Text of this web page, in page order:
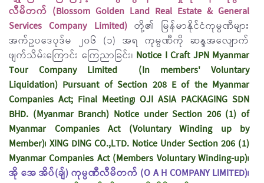
လီမိတက် (Blossom Golden Land Real Estate & General
Services Company Limited)တို့၏ မြန်မာနိုင်ငံကုမ္ပဏီများ
အက်ဥပဒေပုဒ်မ ၂၀၆ (၁) အရ ကုမ္ပဏီကို ဆန္ဒအလျောက်
ဖျက်သိမ်းကြောင်း ကြေညာခြင်း၊ Notice I Craft JPN Myanmar
Tour Company Limited (In members' Voluntary
Liquidation) Pursuant of Section 208 E of the Myanmar
Companies Act; Final Meeting၊ OJI ASIA PACKAGING SDN
BHD. (Myanmar Branch) Notice under Section 206 (1) of
Myanmar Companies Act (Voluntary Winding up by
Member)၊ XING DING CO.,LTD. Notice Under Section 206 (1)
Myanmar Companies Act (Members Voluntary Winding-up)၊
အို အေ အိပ်(ချ်) ကုမ္ပဏီလီမိတက် (O A H COMPANY LIMITED)၊